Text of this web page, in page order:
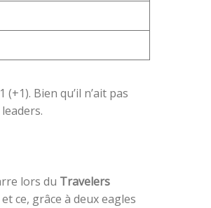
Bien qu’il n’ait pas
lors du Travelers
ce, grâce à deux eagles